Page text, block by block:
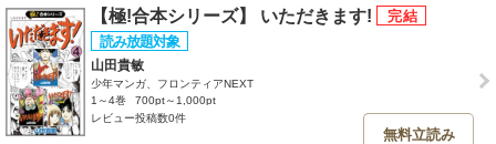
【極!合本シリーズ】 いただきます!
山田貴敏
少年マンガ、フロンティアNEXT
1～4巻
700pt～1,000pt
レビュー投稿数0件
無料立読み